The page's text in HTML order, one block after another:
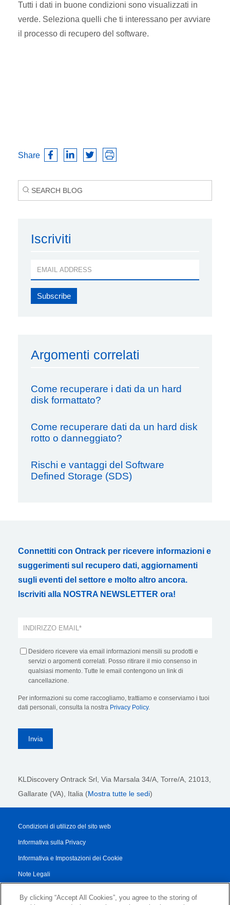
Tutti i dati in buone condizioni sono visualizzati in
verde. Seleziona quelli che ti interessano per avviare
il processo di recupero del software.
Share
Iscriviti
Argomenti correlati
Come recuperare i dati da un hard
disk formattato?
Come recuperare dati da un hard disk
rotto o danneggiato?
Rischi e vantaggi del Software
Defined Storage (SDS)
Connettiti con Ontrack per ricevere informazioni e
suggerimenti sul recupero dati, aggiornamenti
sugli eventi del settore e molto altro ancora.
Iscriviti alla NOSTRA NEWSLETTER ora!
Desidero ricevere via email informazioni mensili su prodotti e
servizi o argomenti correlati. Posso ritirare il mio consenso in
qualsiasi momento. Tutte le email contengono un link di
cancellazione.
Per informazioni su come raccogliamo, trattiamo e conserviamo i tuoi
dati personali, consulta la nostra Privacy Policy.
KLDiscovery Ontrack Srl, Via Marsala 34/A, Torre/A, 21013,
Gallarate (VA), Italia (Mostra tutte le sedi)
Condizioni di utilizzo del sito web
Informativa sulla Privacy
Informativa e Impostazioni dei Cookie
Note Legali
By clicking “Accept All Cookies”, you agree to the storing of